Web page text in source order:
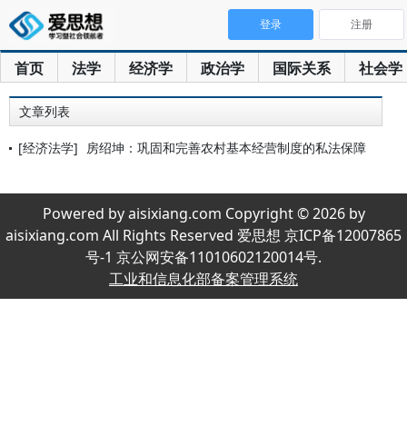
首页 法学 经济学 政治学 国际关系 社会学
登录 注册
文章列表
[经济法学] 房绍坤：巩固和完善农村基本经营制度的私法保障
Powered by aisixiang.com Copyright © 2026 by
aisixiang.com All Rights Reserved 爱思想 京ICP备12007865
号-1 京公网安备11010602120014号.
工业和信息化部备案管理系统